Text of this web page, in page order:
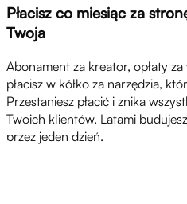
Płacisz co miesiąc za
Twoja
Abonament za kreator, opłaty
płacisz w kółko za narzędzia,
Przestaniesz płacić i znika
Twoich klientów. Latami
przez jeden dzień.